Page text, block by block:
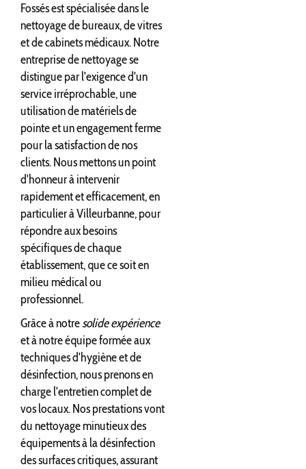
Fossés est spécialisée dans le
nettoyage de bureaux, de vitres
et de cabinets médicaux. Notre
entreprise de nettoyage se
distingue par l'exigence d'un
service irréprochable, une
utilisation de matériels de
pointe et un engagement ferme
pour la satisfaction de nos
clients. Nous mettons un point
d'honneur à intervenir
rapidement et efficacement, en
particulier à Villeurbanne, pour
répondre aux besoins
spécifiques de chaque
établissement, que ce soit en
milieu médical ou
professionnel.
Grâce à notresolide expérience
et à notre équipe formée aux
techniques d'hygiène et de
désinfection, nous prenons en
charge l'entretien complet de
vos locaux. Nos prestations vont
du nettoyage minutieux des
équipements à la désinfection
des surfaces critiques, assurant